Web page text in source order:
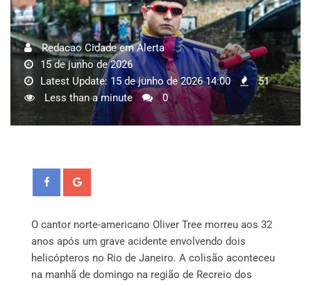
Redacao Cidade em Alerta
15 de junho de 2026
Latest Update: 15 de junho de 2026 14:00
51
Less than a minute
0
O cantor norte-americano Oliver Tree morreu aos 32
anos após um grave acidente envolvendo dois
helicópteros no Rio de Janeiro. A colisão aconteceu
na manhã de domingo na região de Recreio dos